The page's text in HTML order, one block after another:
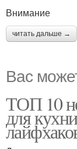
Внимание
читать дальше →
Вас
ТОП 10
для